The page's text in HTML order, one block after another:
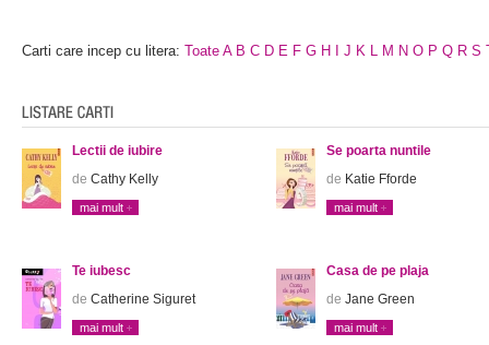
Carti care incep cu litera: Toate A B C D E F G H J K L M N O P Q R S
Lectii de iubire
de Cathy Kelly
mai mult
Se poarta nuntile
de Katie Fforde
mai mult
Te iubesc
de Catherine Siguret
mai mult
Casa de pe plaja
de Jane Green
mai mult